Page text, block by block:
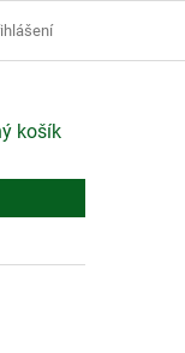
ÚDAJŮ
košík